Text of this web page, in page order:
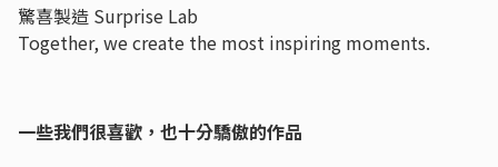
驚喜製造 Surprise Lab
Together, we create the most inspiring moments.
一些我們很喜歡，也十分驕傲的作品